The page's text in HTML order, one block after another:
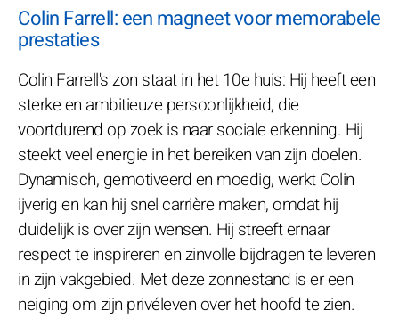
Colin Farrell: een magneet voor memorabele
prestaties
Colin Farrell's zon staat in het 10e huis: Hij heeft een
sterke en ambitieuze persoonlijkheid, die
voortdurend op zoek is naar sociale erkenning. Hij
steekt veel energie in het bereiken van zijn doelen.
Dynamisch, gemotiveerd en moedig, werkt Colin
ijverig en kan hij snel carrière maken, omdat hij
duidelijk is over zijn wensen. Hij streeft ernaar
respect te inspireren en zinvolle bijdragen te leveren
in zijn vakgebied. Met deze zonnestand is er een
neiging om zijn privéleven over het hoofd te zien.